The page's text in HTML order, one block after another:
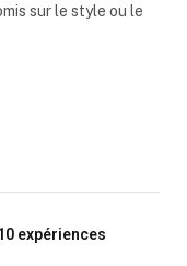
sur le style ou le
expériences